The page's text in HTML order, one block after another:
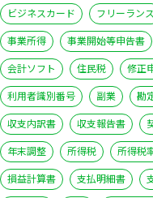
ビジネスカード
フリーランス
事業所得
事業開始等申告書
会計ソフト
住民税 修正
利用者識別番号
副業 勘
収支内訳書
収支報告書
年末調整
所得税 所得税
損益計算書
支払明細書